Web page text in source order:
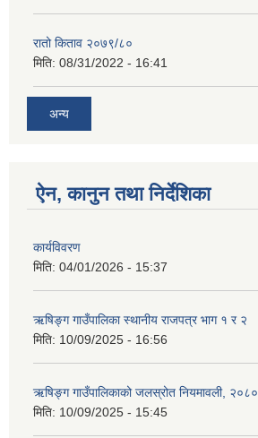
रातो किताव २०७९/८०
मिति: 08/31/2022 - 16:41
अन्य
ऐन, कानुन तथा निर्देशिका
कार्यविवरण
मिति: 04/01/2026 - 15:37
ऋषिङ्ग गाउँपालिका स्थानीय राजपत्र भाग १ र २
मिति: 10/09/2025 - 16:56
ऋषिङ्ग गाउँपालिकाको जलस्रोत नियमावली, २०८०
मिति: 10/09/2025 - 15:45